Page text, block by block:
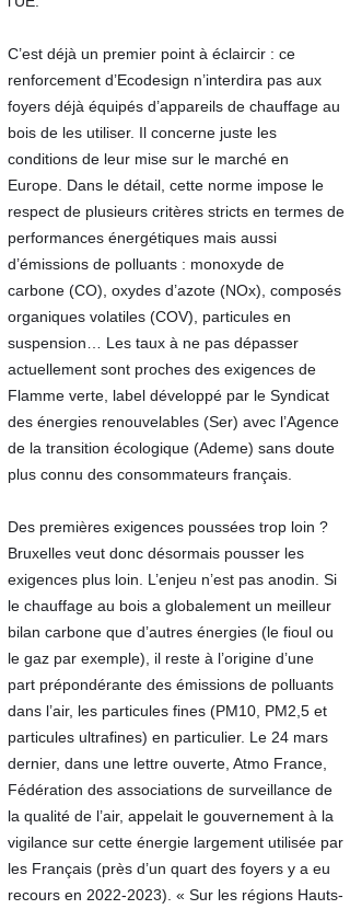
C’est déjà un premier point à éclaircir : ce
renforcement d’Ecodesign n’interdira pas aux
foyers déjà équipés d’appareils de chauffage au
bois de les utiliser. Il concerne juste les
conditions de leur mise sur le marché en
Europe. Dans le détail, cette norme impose le
respect de plusieurs critères stricts en termes de
performances énergétiques mais aussi
d’émissions de polluants : monoxyde de
carbone (CO), oxydes d’azote (NOx), composés
organiques volatiles (COV), particules en
suspension… Les taux à ne pas dépasser
actuellement sont proches des exigences de
Flamme verte, label développé par le Syndicat
des énergies renouvelables (Ser) avec l’Agence
de la transition écologique (Ademe) sans doute
plus connu des consommateurs français.
Des premières exigences poussées trop loin ?
Bruxelles veut donc désormais pousser les
exigences plus loin. L’enjeu n’est pas anodin. Si
le chauffage au bois a globalement un meilleur
bilan carbone que d’autres énergies (le fioul ou
le gaz par exemple), il reste à l’origine d’une
part prépondérante des émissions de polluants
dans l’air, les particules fines (PM10, PM2,5 et
particules ultrafines) en particulier. Le 24 mars
dernier, dans une lettre ouverte, Atmo France,
Fédération des associations de surveillance de
la qualité de l’air, appelait le gouvernement à la
vigilance sur cette énergie largement utilisée par
les Français (près d’un quart des foyers y a eu
recours en 2022-2023) . « Sur les régions Hauts-